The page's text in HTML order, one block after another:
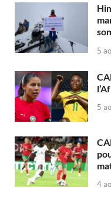
5
5
4